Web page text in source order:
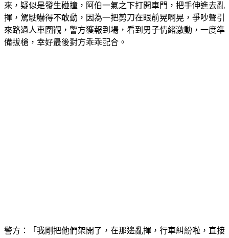
來，疑似是發生碰撞，阿伯一氣之下打開車門，把手伸進去亂
揮，駕駛嚇得不敢動，因為一把剪刀在眼前晃啊晃，爭吵聲引
來路過人車圍觀，警方獲報到場，看到男子情緒激動，一度準
備拔槍，幸好最後對方乖乖配合。
警方：「我剛把他們架開了，在那邊亂揮，行車糾紛啦，直接